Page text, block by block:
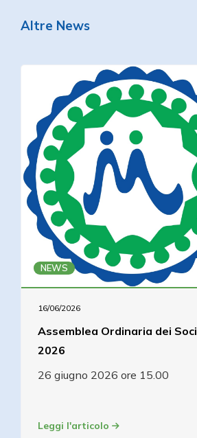
Altre News
NEWS
16/06/2026
Assemblea Ordinaria dei Soci
2026
26 giugno 2026 ore 15.00
Leggi l'articolo